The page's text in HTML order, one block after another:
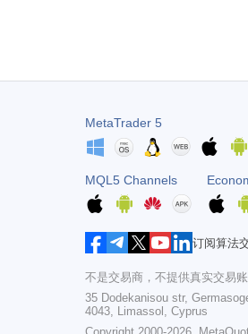
MetaTrader 5
MQL5 Channels
订阅算法
不是交易商，不提供真实交易
35 Dodekanisou str,
4043, Limassol, Cyprus